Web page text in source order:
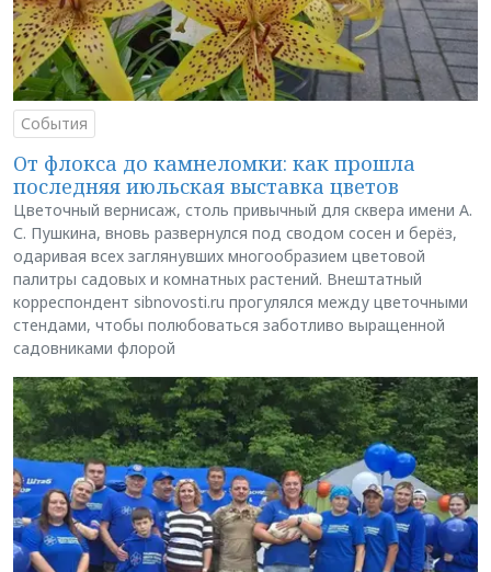
События
От флокса до камнеломки: как прошла
последняя июльская выставка цветов
Цветочный вернисаж, столь привычный для сквера имени А.
С. Пушкина, вновь развернулся под сводом сосен и берёз,
одаривая всех заглянувших многообразием цветовой
палитры садовых и комнатных растений. Внештатный
корреспондент sibnovosti.ru прогулялся между цветочными
стендами, чтобы полюбоваться заботливо выращенной
садовниками флорой